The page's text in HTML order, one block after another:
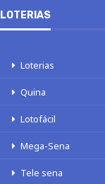
LOTERIAS
Loterias
Quina
Lotofácil
Mega-Sena
Tele sena